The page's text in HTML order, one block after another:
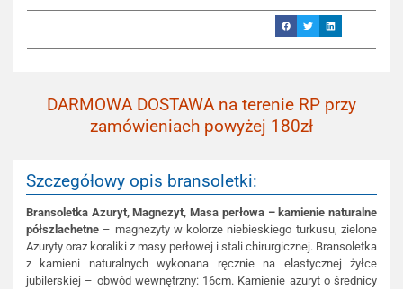
DARMOWA DOSTAWA na terenie RP przy
zamówieniach powyżej 180zł
Szczegółowy opis bransoletki:
Bransoletka Azuryt, Magnezyt, Masa perłowa – kamienie naturalne
półszlachetne – magnezyty w kolorze niebieskiego turkusu, zielone
Azuryty oraz koraliki z masy perłowej i stali chirurgicznej. Bransoletka
z kamieni naturalnych wykonana ręcznie na elastycznej żyłce
jubilerskiej – obwód wewnętrzny: 16cm. Kamienie azuryt o średnicy